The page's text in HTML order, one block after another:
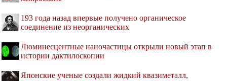
193 года назад впервые получено органическое
соединение из неорганических
Люминесцентные наночастицы открыли новый этап в
истории дактилоскопии
Японские ученые создали жидкий квазиметалл,